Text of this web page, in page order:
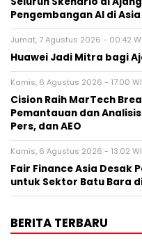
Pengembangan AI di
Jumat, 7 Agustus 2026 - 00:42
Huawei Jadi Mitra bagi
Kamis, 6 Agustus 2026 - 17:00
Cision Raih MarTech
Pemantauan dan
Pers, dan AEO
Kamis, 6 Agustus 2026 - 13:02
Fair Finance Asia Desak
untuk Sektor Batu Bara di
BERITA TERBARU